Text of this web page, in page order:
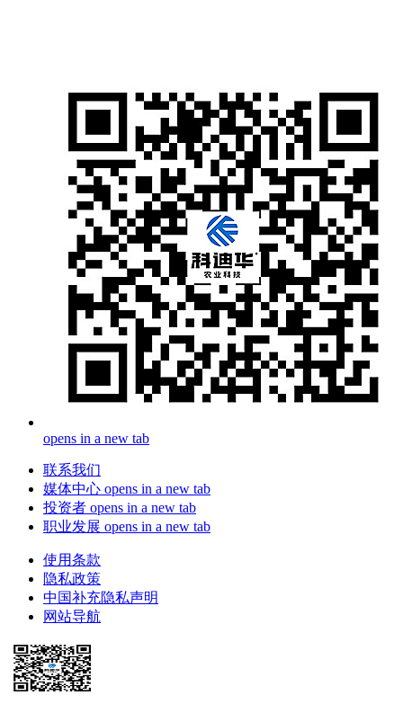
opens in a new tab
联系我们
媒体中心 opens in a new tab
投资者 opens in a new tab
职业发展 opens in a new tab
使用条款
隐私政策
中国补充隐私声明
网站导航